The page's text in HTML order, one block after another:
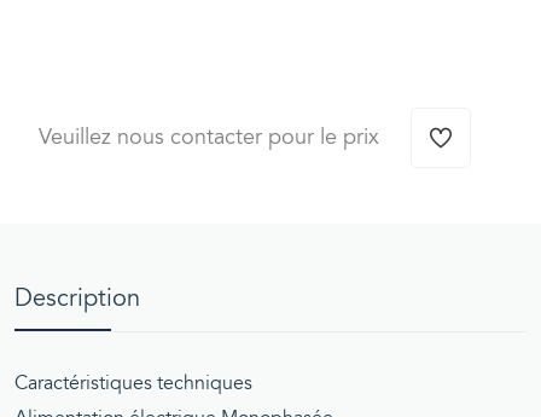
Veuillez nous contacter pour le prix
Description
Caractéristiques techniques